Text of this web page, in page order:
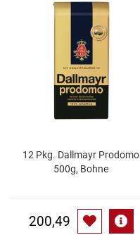
Tischbereich
Trocken-/Backfrüchte
Waffeln / Kekse
12 Pkg. Dallmayr Prodomo
500g, Bohne
200,49